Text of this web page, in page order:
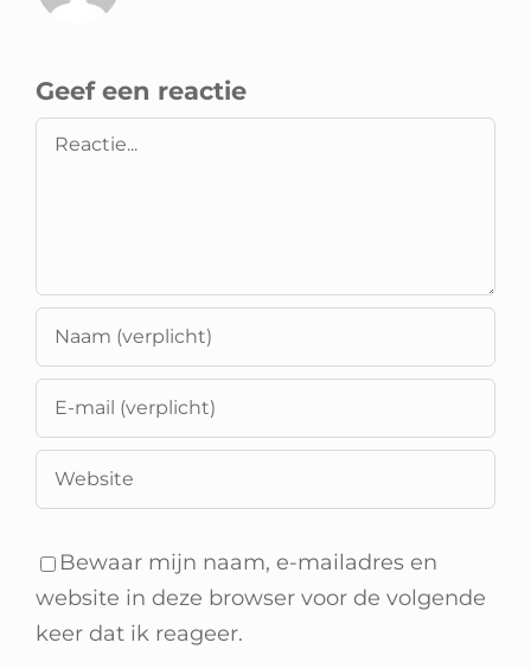
Geef een reactie
Reactie
Bewaar mijn naam, e-mailadres en
website in deze browser voor de volgende
keer dat ik reageer.